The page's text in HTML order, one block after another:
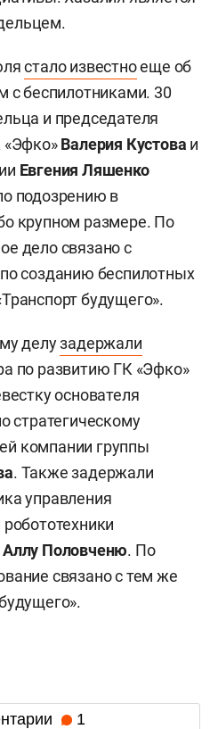
стало известноеще об
с беспилотниками. 30
и председателя
«Эфко»Валерия Кустова и
Евгения Ляшенко
подозрению в
крупном размере. По
дело связано с
созданию беспилотных
будущего».
делузадержали
по развитию ГК «Эфко»
основателя
стратегическому
компании группы
. Также задержали
управления
Аллу Половченю. По
связано с тем же
1